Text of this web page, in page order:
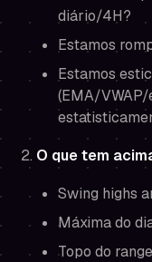
diário/4H?
Estamos
Estamos
(EMA/
O que tem
Swing highs
Máxima do
Topo do